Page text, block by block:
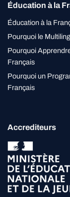
Éducation à la
Éducation à la
Pourquoi le
Pourquoi
Français
Pourquoi un
Français
Accrediteurs